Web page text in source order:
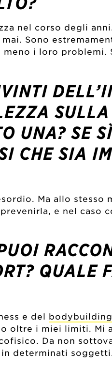
nel corso degli
Sono
i loro problemi.
UNA? SE
CHE SIA
Ma allo
e nel caso
QUALE
e del
oltre i miei limiti. Mi
Da non
in determinati